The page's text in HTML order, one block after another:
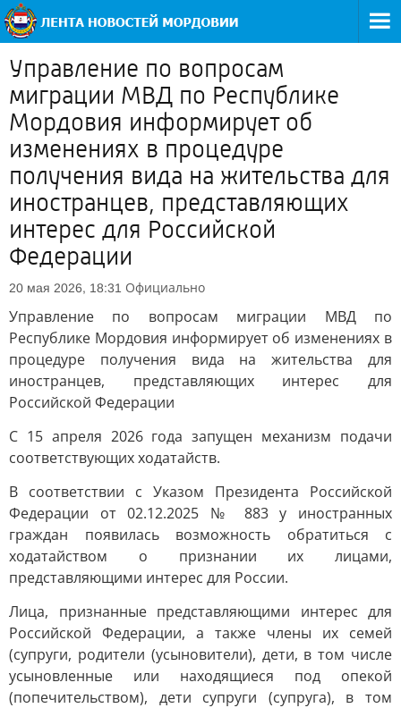
Управление по вопросам
миграции МВД по Республике
Мордовия информирует об
изменениях в процедуре
получения вида на жительства для
иностранцев, представляющих
интерес для Российской
Федерации
20 мая 2026, 18:31 Официально
Управление по вопросам миграции МВД по
Республике Мордовия информирует об изменениях в
процедуре получения вида на жительства для
иностранцев, представляющих интерес для
Российской Федерации
С 15 апреля 2026 года запущен механизм подачи
соответствующих ходатайств.
В соответствии с Указом Президента Российской
Федерации от 02.12.2025 № 883 у иностранных
граждан появилась возможность обратиться с
ходатайством о признании их лицами,
представляющими интерес для России.
Лица, признанные представляющими интерес для
Российской Федерации, а также члены их семей
(супруги, родители (усыновители), дети, в том числе
усыновленные или находящиеся под опекой
(попечительством), дети супруги (супруга), в том